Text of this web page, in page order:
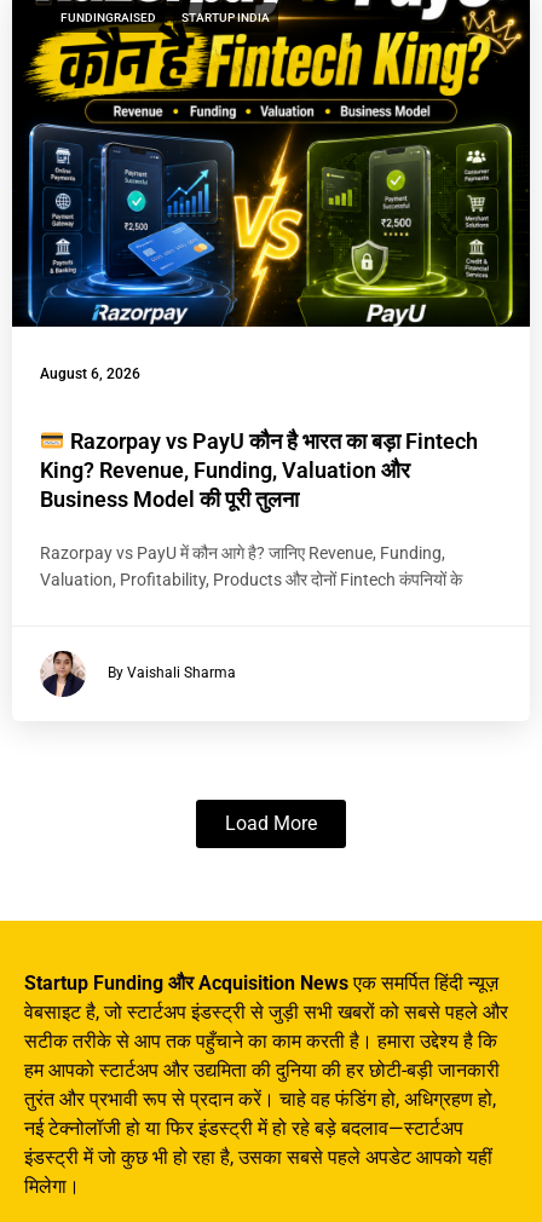
FUNDINGRAISED STARTUP INDIA
August 6, 2026
Razorpay vs PayU कौन है भारत का बड़ा Fintech
King? Revenue, Funding, Valuation और
Business Model की पूरी तुलना
Razorpay vs PayU में कौन आगे है? जानिए Revenue, Funding,
Valuation, Profitability, Products और दोनों Fintech कंपनियों के
By Vaishali Sharma
Load More
Startup Funding और Acquisition Newsएक समर्पित हिंदी न्यूज़
वेबसाइट है, जो स्टार्टअप इंडस्ट्री से जुड़ी सभी खबरों को सबसे पहले और
सटीक तरीके से आप तक पहुँचाने का काम करती है। हमारा उद्देश्य है कि
हम आपको स्टार्टअप और उद्यमिता की दुनिया की हर छोटी-बड़ी जानकारी
तुरंत और प्रभावी रूप से प्रदान करें। चाहे वह फंडिंग हो, अधिग्रहण हो,
नई टेक्नोलॉजी हो या फिर इंडस्ट्री में हो रहे बड़े बदलाव—स्टार्टअप
इंडस्ट्री में जो कुछ भी हो रहा है, उसका सबसे पहले अपडेट आपको यहीं
मिलेगा।